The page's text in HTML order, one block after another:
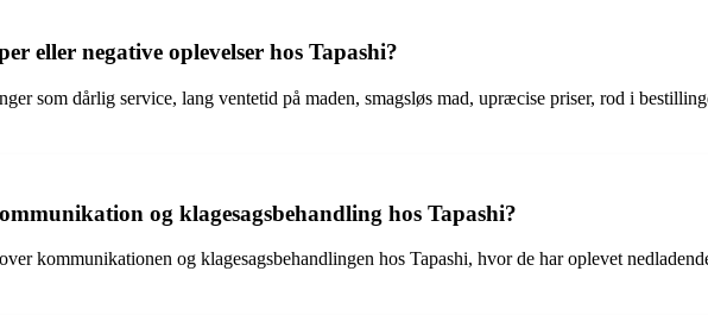
eller negative oplevelser hos Tapashi?
som dårlig service, lang ventetid på maden, smagsløs mad, upræcise priser, rod i
og klagesagsbehandling hos Tapashi?
kommunikationen og klagesagsbehandlingen hos Tapashi, hvor de har oplevet